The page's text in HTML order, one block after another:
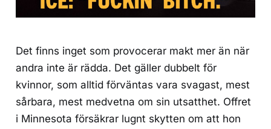
Det finns inget som provocerar makt mer än när
andra inte är rädda. Det gäller dubbelt för
kvinnor, som alltid förväntas vara svagast, mest
sårbara, mest medvetna om sin utsatthet. Offret
i Minnesota försäkrar lugnt skytten om att hon